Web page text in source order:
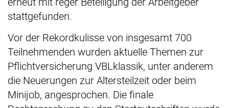
stattgefunden.
Vor der Rekordkulisse von insgesamt 700
Teilnehmenden wurden aktuelle Themen zur
Pflichtversicherung VBLklassik, unter anderem
die Neuerungen zur Altersteilzeit oder beim
Minijob, angesprochen. Die finale